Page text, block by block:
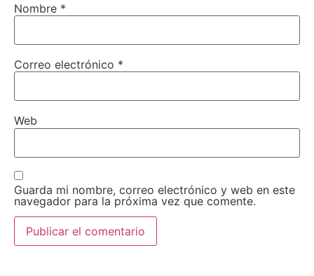
Nombre *
Correo electrónico *
Web
Guarda mi nombre, correo electrónico y web en este
navegador para la próxima vez que comente.